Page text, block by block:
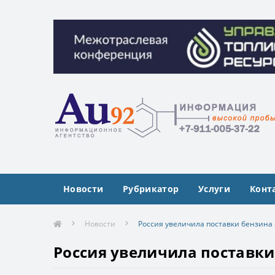
Межотраслевая конференция
Межотраслевая конференция
Новости Рубрикатор Услуги
Новости Россия увеличила поставки
Россия увеличила